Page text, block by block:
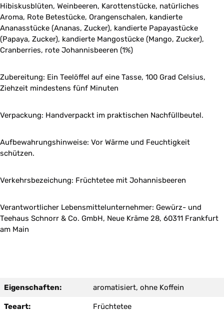
Hibiskusblüten, Weinbeeren, Karottenstücke, natürliches
Aroma, Rote Betestücke, Orangenschalen, kandierte
Ananasstücke (Ananas, Zucker), kandierte Papayastücke
(Papaya, Zucker), kandierte Mangostücke (Mango, Zucker),
Cranberries, rote Johannisbeeren (1%)
Zubereitung: Ein Teelöffel auf eine Tasse, 100 Grad Celsius,
Ziehzeit mindestens fünf Minuten
Verpackung: Handverpackt im praktischen Nachfüllbeutel.
Aufbewahrungshinweise: Vor Wärme und Feuchtigkeit
schützen.
Verkehrsbezeichung: Früchtetee mit Johannisbeeren
Verantwortlicher Lebensmittelunternehmer: Gewürz- und
Teehaus Schnorr & Co. GmbH, Neue Kräme 28, 60311 Frankfurt
am Main
Eigenschaften: aromatisiert, ohne Koffein
Teeart: Früchtetee